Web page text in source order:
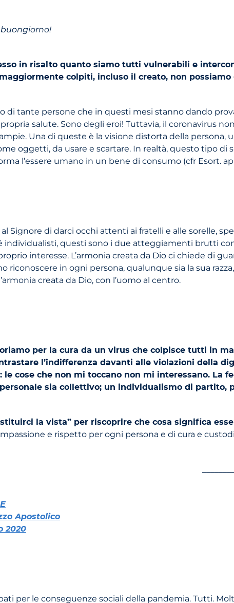
in risalto quanto siamo tutti vulnerabili e
colpiti, incluso il creato, non
di tante persone che in questi mesi stanno dando
salute. Sono degli eroi! Tuttavia, il coronavirus
Una di queste è la visione distorta della persona,
oggetti, da usare e scartare. In realtà, questo tipo
l’essere umano in un bene di consumo (cfr Esort.
Signore di darci occhi attenti ai fratelli e alle sorelle,
individualisti, questi sono i due atteggiamenti brutti
interesse. L’armonia creata da Dio ci chiede di
riconoscere in ogni persona, qualunque sia la sua
creata da Dio, con l’uomo al centro.
per la cura da un virus che colpisce tutti in
l’indifferenza davanti alle violazioni della
cose che non mi toccano non mi interessano. La
sia collettivo; un individualismo di partito,
la vista” per riscoprire che cosa significa
e rispetto per ogni persona e di cura e
Apostolico
2020
per le conseguenze sociali della pandemia. Tutti.